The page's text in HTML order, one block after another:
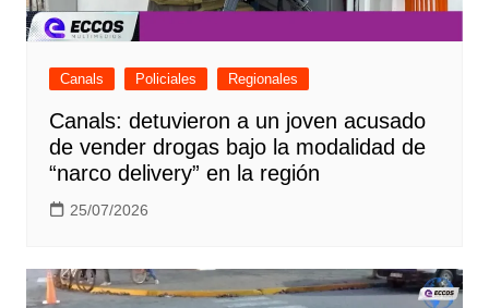
Canals Policiales Regionales
Canals: detuvieron a un joven acusado
de vender drogas bajo la modalidad de
“narco delivery” en la región
25/07/2026